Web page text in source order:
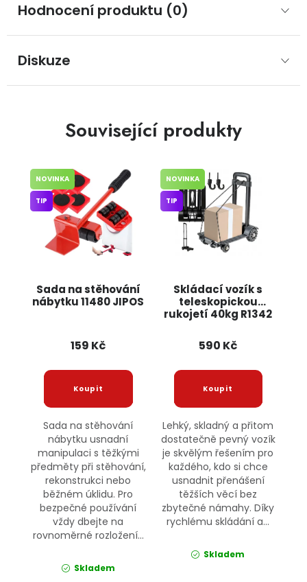
Hodnocení produktu (0)
Diskuze
Související produkty
Sada na stěhování
nábytku 11480 JIPOS
NOVINKA
TIP
159 Kč
Sada na stěhování
nábytku usnadní
manipulaci s těžkými
předměty při stěhování,
rekonstrukci nebo
běžném úklidu. Pro
bezpečné používání
vždy dbejte na
rovnoměrné rozložení...
Skladem
Skládací vozík s
teleskopickou
rukojetí 40kg R1342
NOVINKA
TIP
590 Kč
Lehký, skladný a přitom
dostatečně pevný vozík
je skvělým řešením pro
každého, kdo si chce
usnadnit přenášení
těžších věcí bez
zbytečné námahy. Díky
rychlému skládání a...
Skladem